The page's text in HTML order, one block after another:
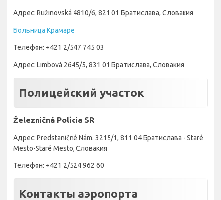
Адрес: Ružinovská 4810/6, 821 01 Братислава, Словакия
Больница Крамаре
Телефон: +421 2/547 745 03
Адрес: Limbová 2645/5, 831 01 Братислава, Словакия
Полицейский участок
Železničná Polícia SR
Адрес: Predstaničné Nám. 3215/1, 811 04 Братислава - Staré
Mesto-Staré Mesto, Словакия
Телефон: +421 2/524 962 60
Контакты аэропорта